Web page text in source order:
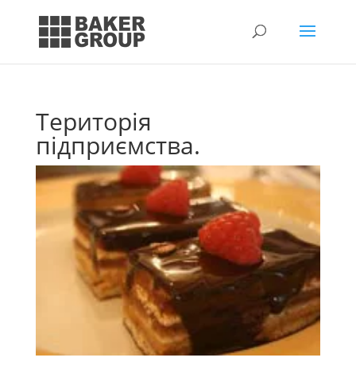
Територія
підприємства.